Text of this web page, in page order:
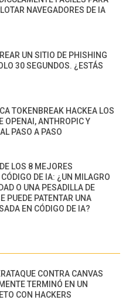
NAVEGADORES DE IA
UN SITIO DE PHISHING
30 SEGUNDOS. ¿ESTÁS
TOKENBREAK HACKEA LOS
OPENAI, ANTHROPIC Y
PASO A PASO
LOS 8 MEJORES
DE IA: ¿UN MILAGRO
O UNA PESADILLA DE
PUEDE PATENTAR UNA
EN CÓDIGO DE IA?
CONTRA CANVAS
TERMINÓ EN UN
CON HACKERS